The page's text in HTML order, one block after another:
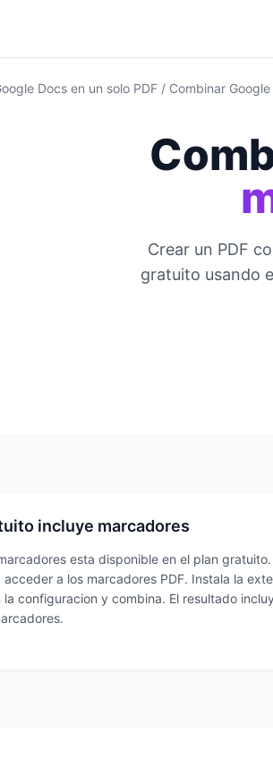
Docs en un solo PDF / Combinar
Crear un PDF
gratuito usando
incluye marcadores
esta disponible en el plan
a los marcadores PDF. Instala la
la configuracion y combina. El resultado